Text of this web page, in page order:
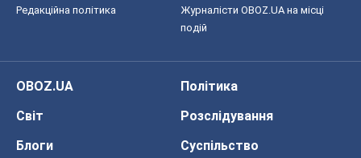
Редакційна політика
Журналісти OBOZ.UA на місці
подій
OBOZ.UA
Політика
Світ
Розслідування
Блоги
Суспільство